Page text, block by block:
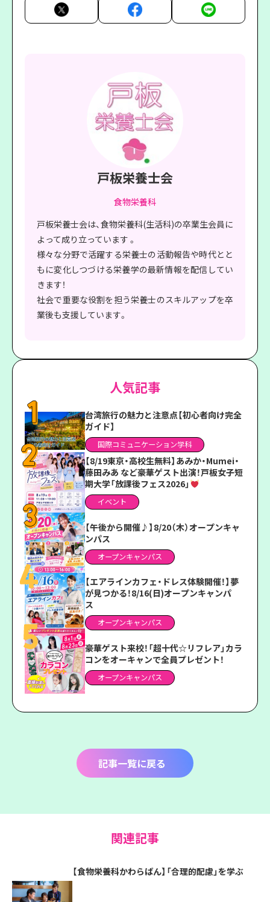
戸板栄養士会
食物栄養科
戸板栄養士会は、食物栄養科(生活科)の卒業生会員に
よって成り立っています 。
様々な分野で活躍する栄養士の活動報告や時代とと
もに変化しつづける栄養学の最新情報を配信してい
きます！
社会で重要な役割を担う栄養士のスキルアップを卒
業後も支援しています。
人気記事
台湾旅行の魅力と注意点【初心者向け完全
ガイド】
国際コミュニケーション学科
【8/19東京・高校生無料】あみか・Mumei・
藤田みあ など豪華ゲスト出演！戸板女子短
期大学「放課後フェス2026」
イベント
【午後から開催♪】8/20（木）オープンキャ
ンパス
オープンキャンパス
【エアラインカフェ・ドレス体験開催！】夢
が見つかる！8/16(日)オープンキャンパ
ス
オープンキャンパス
豪華ゲスト来校！「超十代☆リフレア」カラ
コンをオーキャンで全員プレゼント！
オープンキャンパス
記事一覧に戻る
関連記事
【食物栄養科かわらばん】「合理的配慮」を学ぶ